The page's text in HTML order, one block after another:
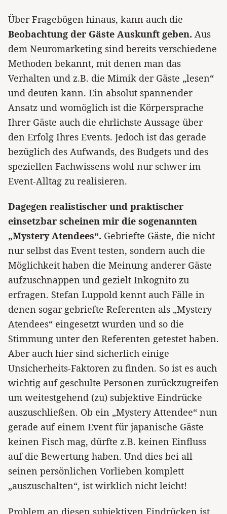
Über Fragebögen hinaus, kann auch die
Beobachtung der Gäste Auskunft geben. Aus
dem Neuromarketing sind bereits verschiedene
Methoden bekannt, mit denen man das
Verhalten und z.B. die Mimik der Gäste „lesen“
und deuten kann. Ein absolut spannender
Ansatz und womöglich ist die Körpersprache
Ihrer Gäste auch die ehrlichste Aussage über
den Erfolg Ihres Events. Jedoch ist das gerade
bezüglich des Aufwands, des Budgets und des
speziellen Fachwissens wohl nur schwer im
Event-Alltag zu realisieren.
Dagegen realistischer und praktischer
einsetzbar scheinen mir die sogenannten
„Mystery Atendees“. Gebriefte Gäste, die nicht
nur selbst das Event testen, sondern auch die
Möglichkeit haben die Meinung anderer Gäste
aufzuschnappen und gezielt Inkognito zu
erfragen. Stefan Luppold kennt auch Fälle in
denen sogar gebriefte Referenten als „Mystery
Atendees“ eingesetzt wurden und so die
Stimmung unter den Referenten getestet haben.
Aber auch hier sind sicherlich einige
Unsicherheits-Faktoren zu finden. So ist es auch
wichtig auf geschulte Personen zurückzugreifen
um weitestgehend (zu) subjektive Eindrücke
auszuschließen. Ob ein „Mystery Attendee“ nun
gerade auf einem Event für japanische Gäste
keinen Fisch mag, dürfte z.B. keinen Einfluss
auf die Bewertung haben. Und dies bei all
seinen persönlichen Vorlieben komplett
„auszuschalten“, ist wirklich nicht leicht!
Problem an diesen subjektiven Eindrücken ist